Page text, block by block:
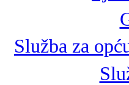
Služba za